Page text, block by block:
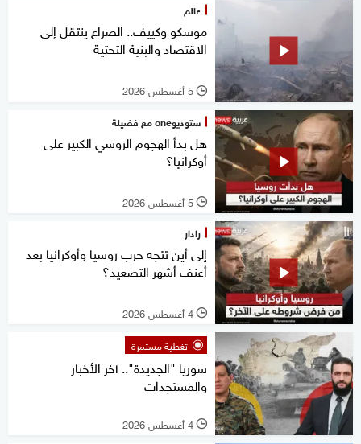
عالم
موسكو وكييف.. الصراع ينتقل إلى
الاقتصاد والبنية التحتية
l 5 أغسطس 2026
ستوديوone مع فضيلة
هل بدأ الهجوم الروسي الكبير على
أوكرانيا؟
l 5 أغسطس 2026
رادار
إلى أين تتجه حرب روسيا وأوكرانيا بعد
أعنف أشهر التصعيد؟
l 4 أغسطس 2026
تغطية مستمرة
سوريا "الجديدة".. آخر الأخبار
والمستجدات
l 4 أغسطس 2026